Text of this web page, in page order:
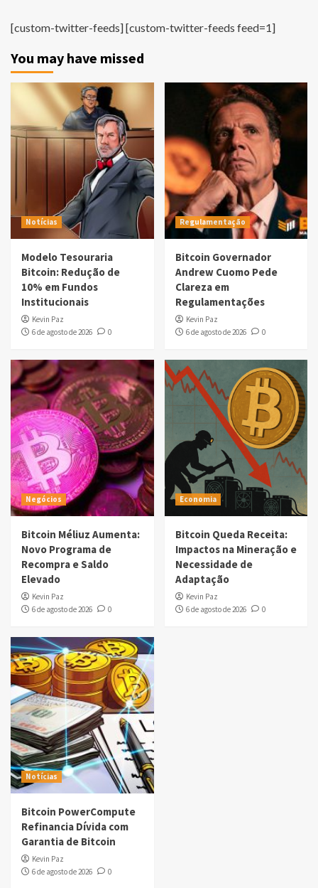
[custom-twitter-feeds] [custom-twitter-feeds feed=1]
You may have missed
Notícias
Modelo Tesouraria
Bitcoin: Redução de
10% em Fundos
Institucionais
Kevin Paz
6 de agosto de 2026
0
Regulamentação
Bitcoin Governador
Andrew Cuomo Pede
Clareza em
Regulamentações
Kevin Paz
6 de agosto de 2026
0
Negócios
Bitcoin Méliuz Aumenta:
Novo Programa de
Recompra e Saldo
Elevado
Kevin Paz
6 de agosto de 2026
0
Economia
Bitcoin Queda Receita:
Impactos na Mineração e
Necessidade de
Adaptação
Kevin Paz
6 de agosto de 2026
0
Notícias
Bitcoin PowerCompute
Refinancia Dívida com
Garantia de Bitcoin
Kevin Paz
6 de agosto de 2026
0